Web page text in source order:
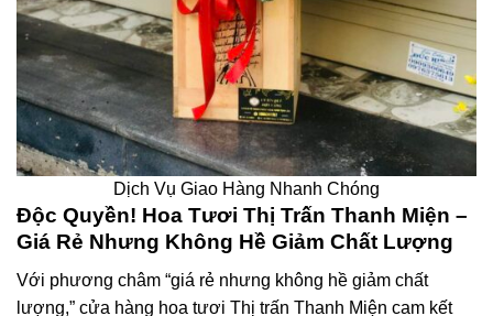
Dịch Vụ Giao Hàng Nhanh Chóng
Độc Quyền! Hoa Tươi Thị Trấn Thanh Miện –
Giá Rẻ Nhưng Không Hề Giảm Chất Lượng
Với phương châm “giá rẻ nhưng không hề giảm chất
lượng,” cửa hàng hoa tươi Thị trấn Thanh Miện cam kết